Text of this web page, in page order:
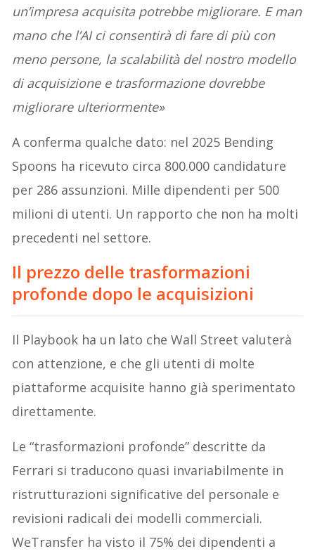
un’impresa acquisita potrebbe migliorare. E man
mano che l’AI ci consentirà di fare di più con
meno persone, la scalabilità del nostro modello
di acquisizione e trasformazione dovrebbe
migliorare ulteriormente»
A conferma qualche dato: nel 2025 Bending
Spoons ha ricevuto circa 800.000 candidature
per 286 assunzioni. Mille dipendenti per 500
milioni di utenti. Un rapporto che non ha molti
precedenti nel settore.
Il prezzo delle trasformazioni
profonde dopo le acquisizioni
Il Playbook ha un lato che Wall Street valuterà
con attenzione, e che gli utenti di molte
piattaforme acquisite hanno già sperimentato
direttamente.
Le “trasformazioni profonde” descritte da
Ferrari si traducono quasi invariabilmente in
ristrutturazioni significative del personale e
revisioni radicali dei modelli commerciali.
WeTransfer ha visto il 75% dei dipendenti a